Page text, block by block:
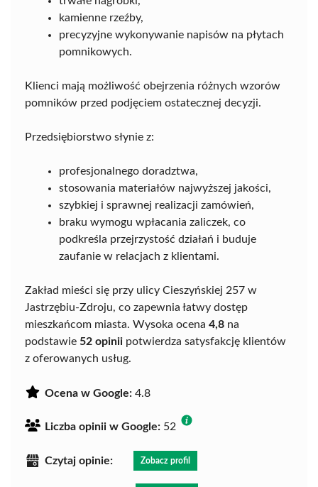
kamienne rzeźby,
precyzyjne wykonywanie napisów na płytach
pomnikowych.
Klienci mają możliwość obejrzenia różnych wzorów
pomników przed podjęciem ostatecznej decyzji.
Przedsiębiorstwo słynie z:
profesjonalnego doradztwa,
stosowania materiałów najwyższej jakości,
szybkiej i sprawnej realizacji zamówień,
braku wymogu wpłacania zaliczek, co
podkreśla przejrzystość działań i buduje
zaufanie w relacjach z klientami.
Zakład mieści się przy ulicy Cieszyńskiej 257 w
Jastrzębiu-Zdroju, co zapewnia łatwy dostęp
mieszkańcom miasta. Wysoka ocena 4,8 na
podstawie 52 opinii potwierdza satysfakcję klientów
z oferowanych usług.
Ocena w Google: 4.8
Liczba opinii w Google: 52
Czytaj opinie: Zobacz profil